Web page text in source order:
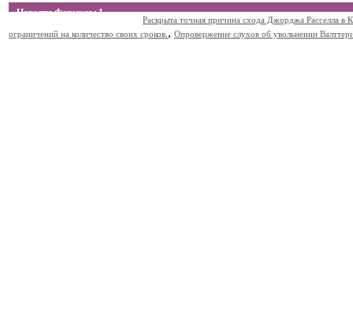
Новости Формулы 1
Раскрыта точная причина схода Джорджа Расселла в
ограничений на количество своих сроков. , Опровержение слухов об увольнении